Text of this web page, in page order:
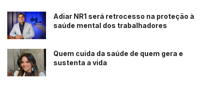
Adiar NR1 será retrocesso na proteção à
saúde mental dos trabalhadores
Quem cuida da saúde de quem gera e
sustenta a vida